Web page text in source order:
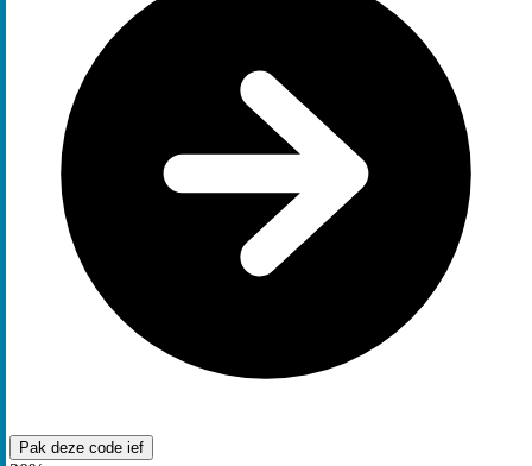
Pak deze code ief